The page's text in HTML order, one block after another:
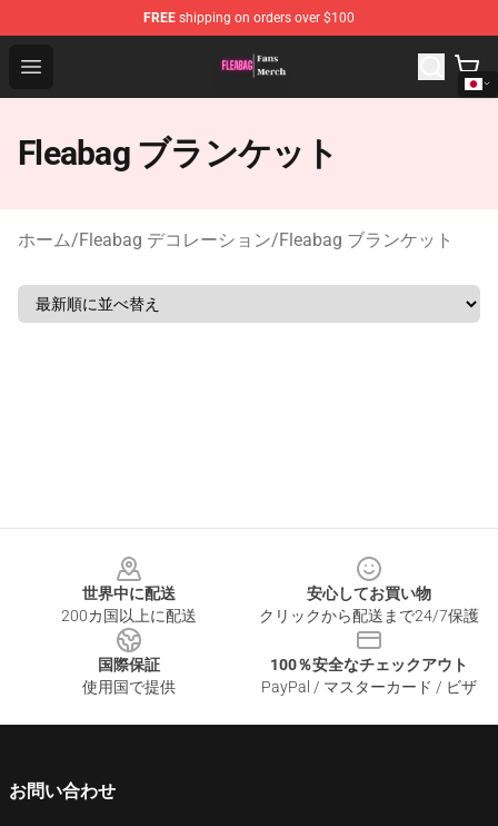
FREE shipping on orders over $100
Open menu
Fleabag Store - Official Fleabag Merchandise Shop
Fleabag ブランケット
ホーム/Fleabag デコレーション/Fleabag ブランケット
世界中に配送
200カ国以上に配送
安心してお買い物
クリックから配送まで24/7保護
国際保証
使用国で提供
100％安全なチェックアウト
PayPal / マスターカード / ビザ
お問い合わせ